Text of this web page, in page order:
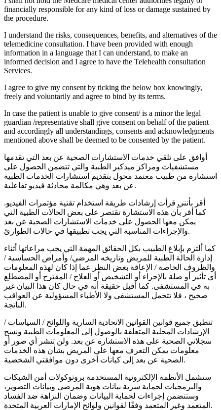
financially responsible for any kind of loss or damage sustained by
the procedure.
I understand the risks, consequences, benefits, and alternatives of the
telemedicine consultation. I have been provided with enough
information in a language that I can understand, to make an
informed decision and I agree to have the Telehealth consultation
Services.
I agree to give my consent by ticking the below box knowingly,
freely and voluntarily and agree to bind by its terms.
In case the patient is unable to give consent/ is a minor the legal
guardian /representative shall give consent on behalf of the patient
and accordingly all understandings, consents and acknowledgments
mentioned above shall be deemed to be consented by the patient.
أوافق على تلقي خدمات الاستشارات الصحية عن بعد التي تقدمها
مستشفيات ومراكز ميدكير الطبية والتي تتضمن الحصول على
استشارة من طبيب معتمد مخول بتقديم استشارات الخدمات الطبية
عن بعد وهي مكالمة محادثة فيديو تفاعلية.
أقر بأنني قرأت إرشادات طريقة استخدام تقنية مؤتمرات الفيديو.
كما أقر بأن هذه الاستشارة تقتصر على بعض الحالات الطبية التي
يمكن معها الحصول على خدمات الاستشارات الصحية عن بعد
والإجراءات المناسبة التي يجب تطبيقها في حالات الطوارئ.
كما ألتزم بإبلاغ الطبيب بكل الحقائق المهمة التي يجب مراعاتها أثناء
إدارة الحالة الطبية للمريض وتاريخه المرضي/ وأمراض الحساسية /
والظروف الخاصة / الإعاقة بغض النظر عما إذا كان لهذه المعلومات
أي تأثير أو صلة بالإجراء أو التشخيص أو العلاج / المقترح أو المضطلع
به في المستشفى. كما أقبل حقيقة أنه في حال كان هذا البيان غير
صحيح ، فلا تتحمل المستشفى ولا الأطباء المسؤولية عن العواقب
الناتجة.
تنطبق جميع قوانين القوانين الاتحادية السارية واللوائح / السياسات /
الإرشادات المحلية المتعلقة بالوصول إلى المعلومات الطبية ونسخ
سجلاتي الصحية على هذه الاستشارة عن بعد. ولن تنشر أي صور أو
معلومات يمكن التعرف معها على المريض بشأن هذه الخدمات
الصحية عن بعد إلى كيانات أخرى دون موافقتي الشخصية.
ستشمل الأنظمة الإلكترونية المستخدمة بروتوكولات أمن الشبكات
والبرمجيات لحماية سرية بيانات هوية المرضى وبيانات التصوير،
وستتضمن إجراءات لحماية البيانات وضمان النزاهة ضد الفساد
المتعمد وغير المتعمد وفقًا لقوانين ولوائح الإمارات العربية المتحدة.